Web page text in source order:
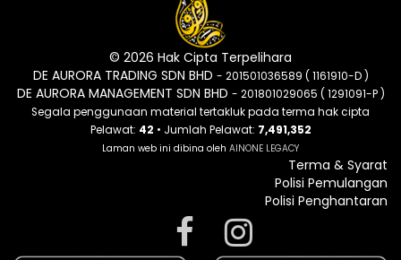
© 2026 Hak Cipta Terpelihara
DE AURORA TRADING SDN BHD - 201501036589 ( 1161910-D )
DE AURORA MANAGEMENT SDN BHD - 201801029065 ( 1291091-P )
Segala penggunaan material tertakluk pada terma hak cipta
Pelawat: 42 • Jumlah Pelawat: 7,491,352
Laman web ini dibina oleh AINONE LEGACY
Terma & Syarat
Polisi Pemulangan
Polisi Penghantaran